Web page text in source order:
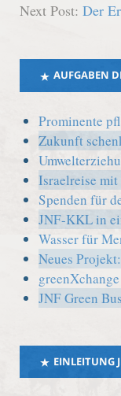
Next Post: Der
AUFGABEN
Prominente
Zukunft
Israelreise
Spenden für
JNF-KKL in
Wasser für
Neues
greenXchange
JNF Green
EINLEITUNG